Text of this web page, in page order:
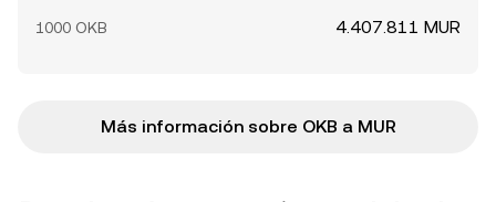
1000 OKB 4.407.811 MUR
Más información sobre OKB a MUR